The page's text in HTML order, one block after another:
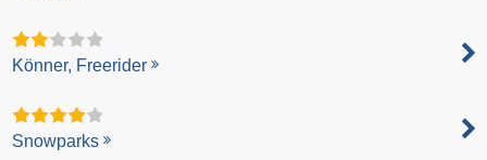
Könner, Freerider
Snowparks